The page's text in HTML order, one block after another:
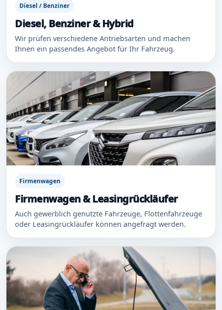
Diesel / Benziner
Diesel, Benziner & Hybrid
Wir prüfen verschiedene Antriebsarten und machen
Ihnen ein passendes Angebot für Ihr Fahrzeug.
Firmenwagen
Firmenwagen & Leasingrückläufer
Auch gewerblich genutzte Fahrzeuge, Flottenfahrzeuge
oder Leasingrückläufer können angefragt werden.